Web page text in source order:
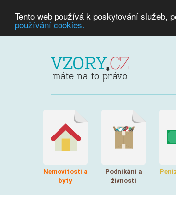
Tento web používá k poskytování služeb,
používání cookies.
Nemovitosti a
byty
Podnikání a
živnosti